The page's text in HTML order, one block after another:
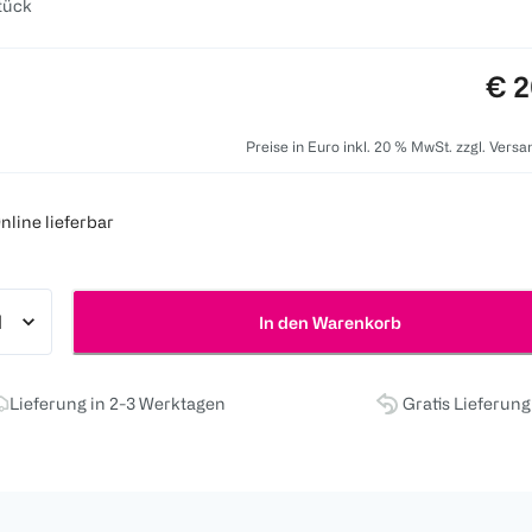
€
Preise in Euro inkl. 20 % MwSt. zzgl.
lieferbar
In den Warenkorb
Lieferung in 2-3 Werktagen Gratis